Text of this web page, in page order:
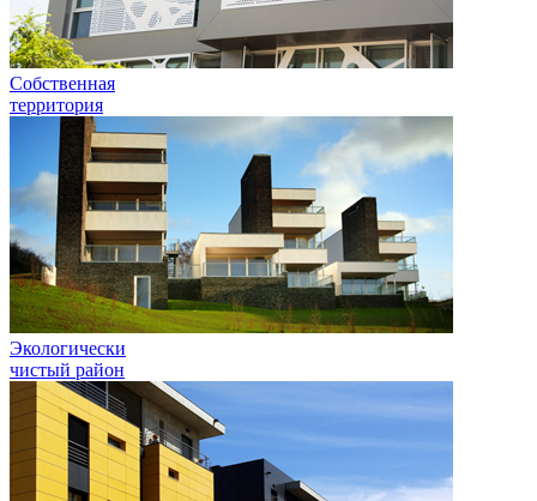
Собственная
территория
Экологически
чистый район